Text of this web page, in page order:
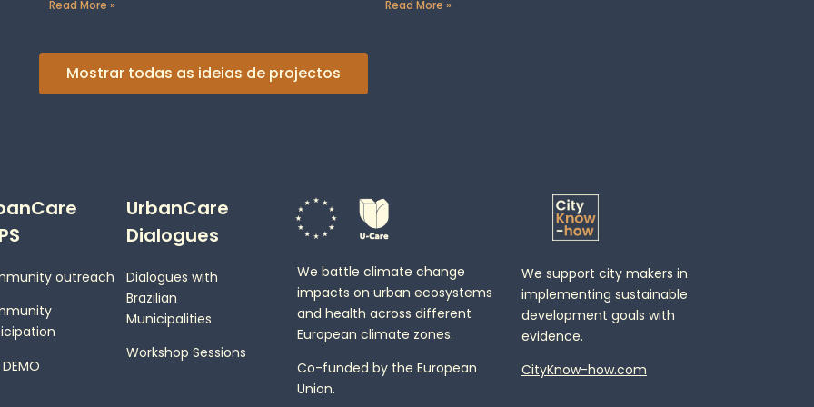
Read More » Read More »
Mostrar todas as ideias de projectos
outreach
UrbanCare
Dialogues
Dialogues with
Brazilian
Municipalities
Workshop Sessions
We battle climate change
impacts on urban ecosystems
and health across different
European climate zones.
Co-funded by the European
Union.
We support city makers in
implementing sustainable
development goals with
evidence.
CityKnow-how.com